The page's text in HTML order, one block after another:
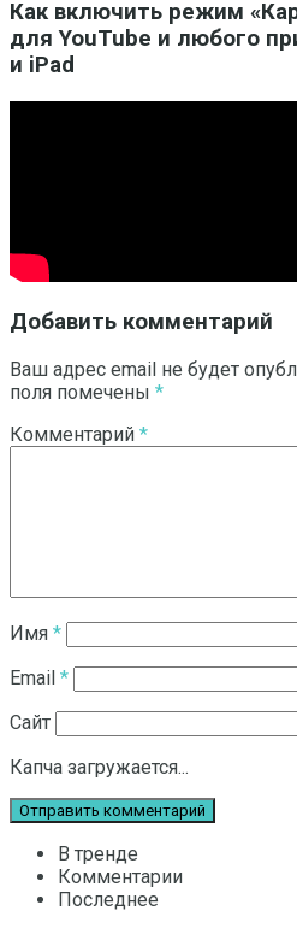
Как включить режим
для YouTube и любого
и iPad
Добавить комментарий
Ваш адрес email не будет
поля помечены *
Комментарий *
Имя *
Email *
Сайт
Капча загружается...
В тренде
Комментарии
Последнее